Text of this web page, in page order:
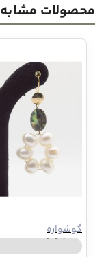
محصولات مشابه
گوشواره
جم آویز